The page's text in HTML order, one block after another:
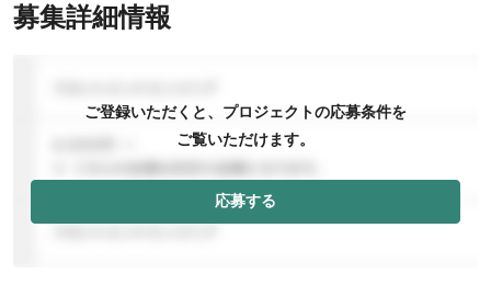
募集詳細情報
ご登録いただくと、プロジェクトの応募条件を
ご覧いただけます。
応募する